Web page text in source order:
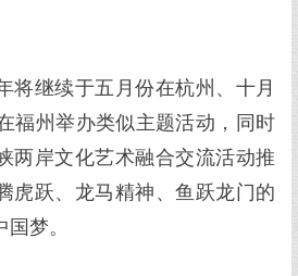
将继续于五月份在杭州、十月
福州举办类似主题活动，同时
两岸文化艺术融合交流活动推
虎跃、龙马精神、鱼跃龙门的
梦。